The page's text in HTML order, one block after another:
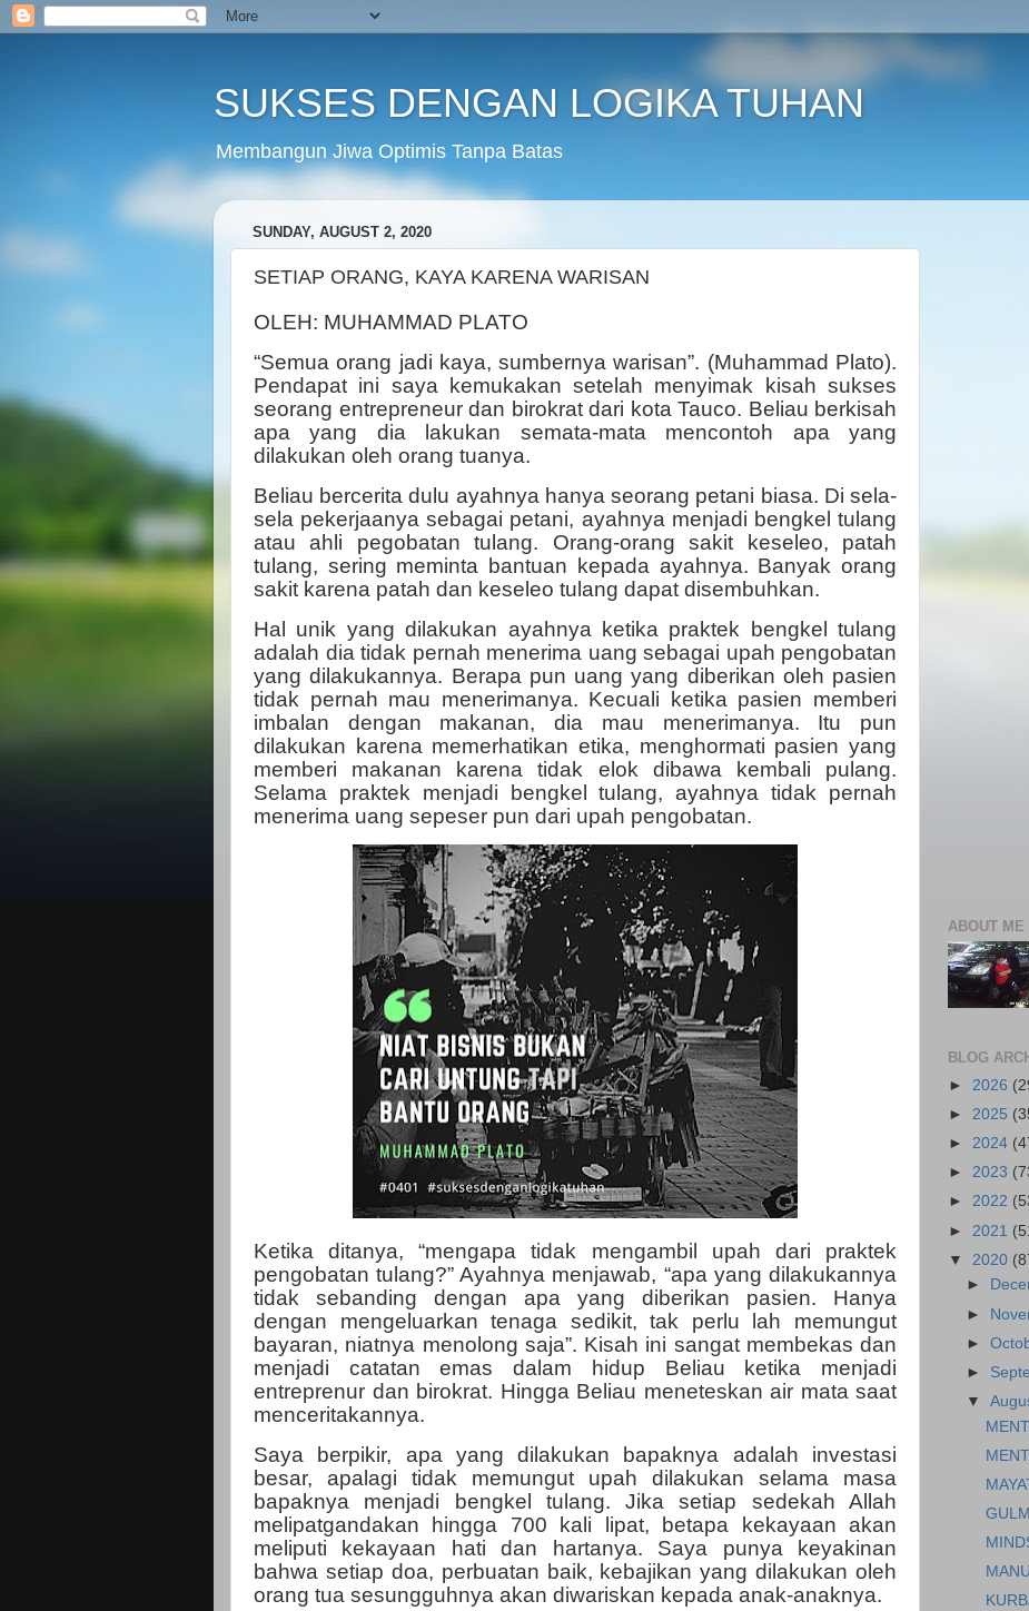
SUKSES DENGAN LOGIKA TUHAN
Membangun Jiwa Optimis Tanpa Batas
SUNDAY, AUGUST 2, 2020
SETIAP ORANG, KAYA KARENA WARISAN
OLEH: MUHAMMAD PLATO
“Semua orang jadi kaya, sumbernya warisan”. (Muhammad Plato).
Pendapat ini saya kemukakan setelah menyimak kisah sukses
seorang entrepreneur dan birokrat dari kota Tauco. Beliau berkisah
apa yang dia lakukan semata-mata mencontoh apa yang
dilakukan oleh orang tuanya.
Beliau bercerita dulu ayahnya hanya seorang petani biasa. Di sela-
sela pekerjaanya sebagai petani, ayahnya menjadi bengkel tulang
atau ahli pegobatan tulang. Orang-orang sakit keseleo, patah
tulang, sering meminta bantuan kepada ayahnya. Banyak orang
sakit karena patah dan keseleo tulang dapat disembuhkan.
Hal unik yang dilakukan ayahnya ketika praktek bengkel tulang
adalah dia tidak pernah menerima uang sebagai upah pengobatan
yang dilakukannya. Berapa pun uang yang diberikan oleh pasien
tidak pernah mau menerimanya. Kecuali ketika pasien memberi
imbalan dengan makanan, dia mau menerimanya. Itu pun
dilakukan karena memerhatikan etika, menghormati pasien yang
memberi makanan karena tidak elok dibawa kembali pulang.
Selama praktek menjadi bengkel tulang, ayahnya tidak pernah
menerima uang sepeser pun dari upah pengobatan.
Ketika ditanya, “mengapa tidak mengambil upah dari praktek
pengobatan tulang?” Ayahnya menjawab, “apa yang dilakukannya
tidak sebanding dengan apa yang diberikan pasien. Hanya
dengan mengeluarkan tenaga sedikit, tak perlu lah memungut
bayaran, niatnya menolong saja”. Kisah ini sangat membekas dan
menjadi catatan emas dalam hidup Beliau ketika menjadi
entreprenur dan birokrat. Hingga Beliau meneteskan air mata saat
menceritakannya.
Saya berpikir, apa yang dilakukan bapaknya adalah investasi
besar, apalagi tidak memungut upah dilakukan selama masa
bapaknya menjadi bengkel tulang. Jika setiap sedekah Allah
melipatgandakan hingga 700 kali lipat, betapa kekayaan akan
meliputi kekayaan hati dan hartanya. Saya punya keyakinan
bahwa setiap doa, perbuatan baik, kebajikan yang dilakukan oleh
orang tua sesungguhnya akan diwariskan kepada anak-anaknya.
ABOUT ME
BLOG
► 2026
► 2025
► 2024
► 2023
► 2022
► 2021
▼ 2020
►
►
►
►
▼